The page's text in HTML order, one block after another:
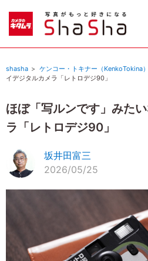
shasha ケンコー・トキナー（KenkoTokina）
イデジタルカメラ「レトロデジ90」
ほぼ「写ルンです」みた
ラ「レトロデジ90」
坂井田富三
2026/05/25